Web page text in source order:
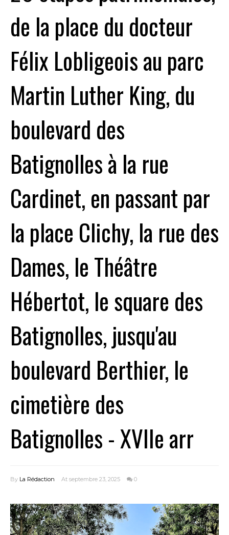
de la place du docteur
Félix Lobligeois au parc
Martin Luther King, du
boulevard des
Batignolles à la rue
Cardinet, en passant par
la place Clichy, la rue des
Dames, le Théâtre
Hébertot, le square des
Batignolles, jusqu'au
boulevard Berthier, le
cimetière des
Batignolles - XVIIe arr
By La Rédaction At septembre 23, 2025 0